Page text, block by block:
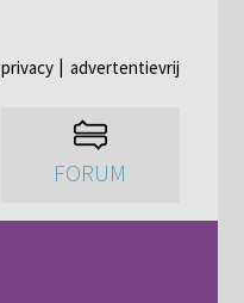
privacy advertentievrij
FORUM